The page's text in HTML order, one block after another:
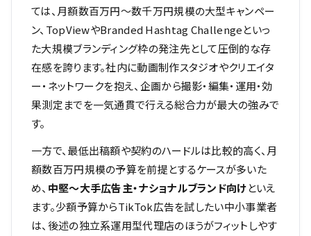
ては、月額数百万円〜数千万円規模の大型キャンペー
ン、TopViewやBranded Hashtag Challengeといっ
た大規模ブランディング枠の発注先として圧倒的な存
在感を誇ります。社内に動画制作スタジオやクリエイタ
ー・ネットワークを抱え、企画から撮影・編集・運用・効
果測定までを一気通貫で行える総合力が最大の強みで
す。
一方で、最低出稿額や契約のハードルは比較的高く、月
額数百万円規模の予算を前提とするケースが多いた
め、 中堅〜大手広告主・ナショナルブランド向けといえ
ます。少額予算からTikTok広告を試したい中小事業者
は、後述の独立系運用型代理店のほうがフィットしやす